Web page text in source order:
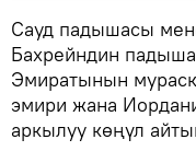
Сауд падышасы
Бахрейндин
Эмиратынын
эмири жана
аркылуу көңүл